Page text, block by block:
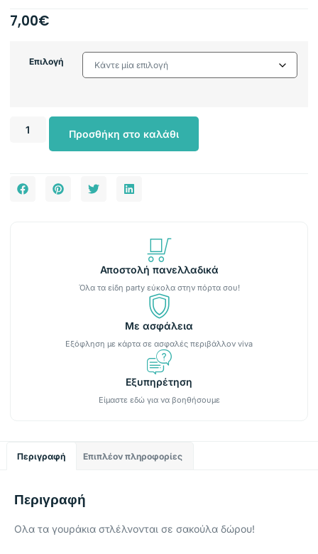
7,00€
Επιλογή
Προσθήκη στο καλάθι
Αποστολή πανελλαδικά
Όλα τα είδη party εύκολα στην πόρτα σου!
Με ασφάλεια
Εξόφληση με κάρτα σε ασφαλές περιβάλλον viva
Εξυπηρέτηση
Είμαστε εδώ για να βοηθήσουμε
Περιγραφή Επιπλέον πληροφορίες
Περιγραφή
Ολα τα γουράκια στλέλνονται σε σακούλα δώρου!